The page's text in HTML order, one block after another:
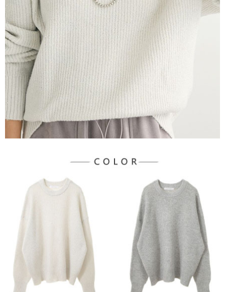
權轉讓予恩沛科技股份有限公司。
２．關於個人資料處理事宜，請瀏覽以下網址：
https://aftee.tw/terms/#terms3
３．未成年的使用者請事先徵得法定代理人或監護人之同意方可使用
「AFTEE先享後付」，若未經同意申辦者引起之損失，本公司不負相關責
任。
４．使用「AFTEE先享後付」時，將依據個別帳號之用戶狀況，依本公司即
時審查核予不同之上限額度；若仍有額度不足之情形，本公司將視審查結果
請求用戶進行身份認證。
５．嚴禁一人註冊多個帳號或使用他人資訊註冊。若發現惡意使用之情形，
恩沛科技股份有限公司將有權停止該用戶之使用額度並採取法律行動。
7-11純取貨
每筆NT$60，滿NT$1,500(含以上)免運費
宅配
每筆NT$90，滿NT$1,500(含以上)免運費